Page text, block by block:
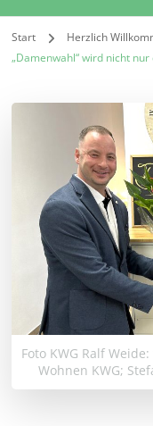
Start Herzlich
„Damenwahl“ wird nicht
Foto KWG Ralf
Wohnen KWG;